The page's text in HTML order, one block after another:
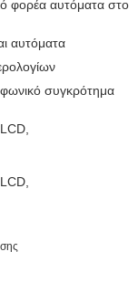
φορέα αυτόματα στο
αυτόματα
συγκρότημα